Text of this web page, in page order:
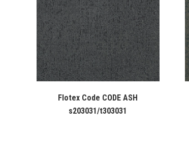
Flotex Code CODE ASH
s203031/t303031